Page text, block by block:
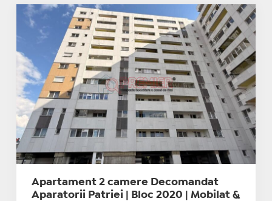
Apartament 2 camere Decomandat
Aparatorii Patriei | Bloc 2020 | Mobilat &